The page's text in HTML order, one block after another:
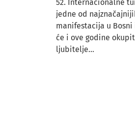
52. Internacionalne
jedne od
manifestacija u
će i ove godine
ljubitelje...